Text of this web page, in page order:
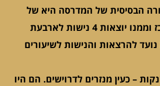
הבסיסית של המדרסה היא של
צלב, כלומר מרכז וממנו יוצאות 4 נישות לארבעת
להרצאות והנישות לשיעורים
– כעין מנזרים לדרוישים. הם היו